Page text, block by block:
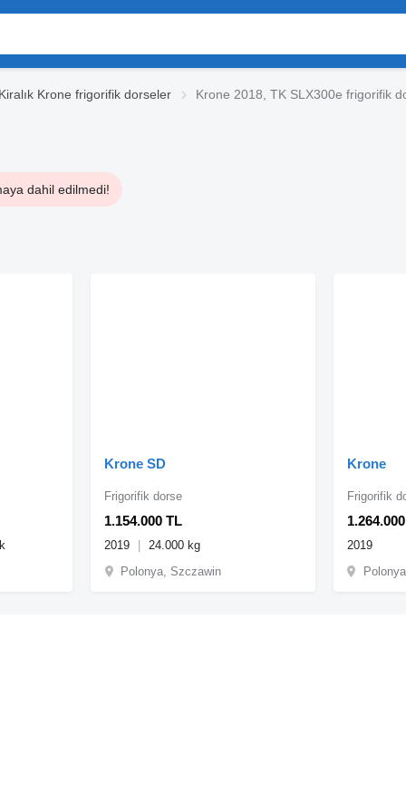
Kiralık Krone frigorifik dorseler Krone 2018, TK SLX300e frigorifik
dahil edilmedi!
Krone SD
1.154.000 TL
Frigorifik dorse
2019
24.000 kg
Polonya, Szczawin
Krone
Frigorifik
2019